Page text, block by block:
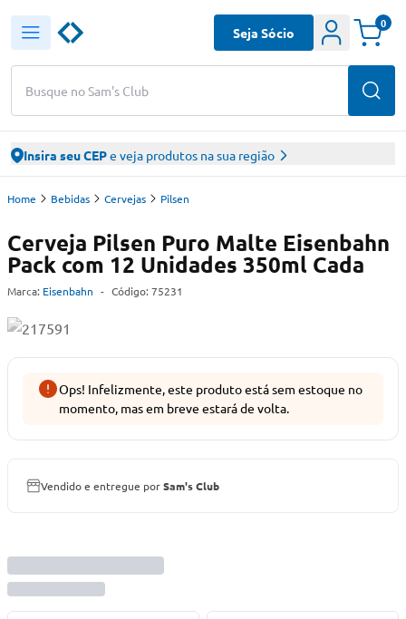
Busque no Sam's Club
Seja Sócio
0
Insira seu CEPe veja produtos na sua região
Home Bebidas Cervejas Pilsen
Cerveja Pilsen Puro Malte Eisenbahn
Pack com 12 Unidades 350ml Cada
Marca: Eisenbahn - Código: 75231
Ops! Infelizmente, este produto está sem estoque no
momento, mas em breve estará de volta.
Vendido e entregue porSam's Club